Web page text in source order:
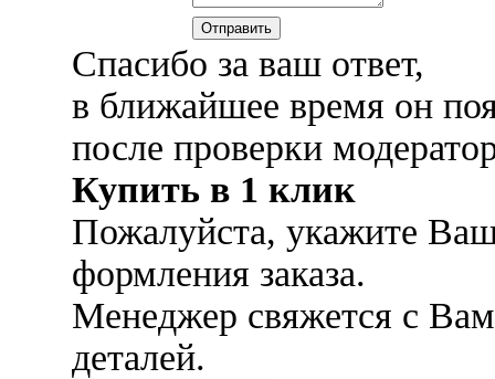
Отправить
Спасибо за ваш ответ,
в ближайшее время он
после проверки
Купить в 1 клик
Пожалуйста, укажите
формления заказа.
Менеджер свяжется с
деталей.